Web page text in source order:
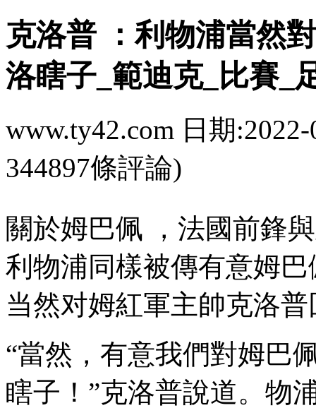
克洛普 ：利物浦當
洛瞎子_範迪克_比賽_
www.ty42.com 日期
344897條評論)
關於姆巴佩 ，法國前鋒
利物浦同樣被傳有意姆巴佩
当然对姆紅軍主帥克洛普
“當然，有意我們對姆巴
瞎子！”克洛普說道